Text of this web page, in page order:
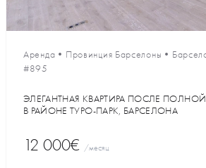
Аренда • Провинция Барселоны •
#895
ЭЛЕГАНТНАЯ КВАРТИРА ПОСЛЕ
В РАЙОНЕ ТУРО-ПАРК, БАРСЕЛОНА
12 000€ /месяц